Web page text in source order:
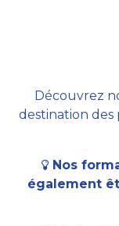
Découvrez
destination des
Nos
également